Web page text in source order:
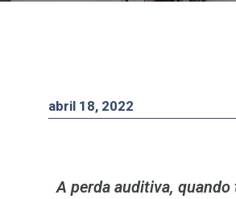
abril 18, 2022
A perda auditiva,